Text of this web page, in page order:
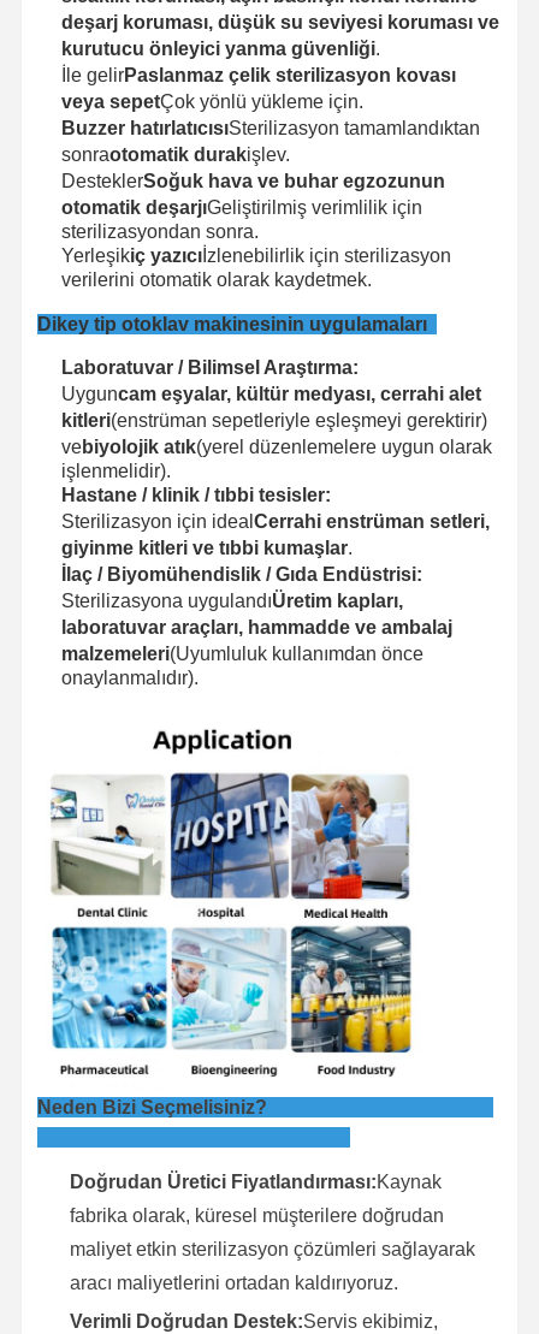
Etilen Oksit Sterilizatörü
İlaç Sterilizatörü
Otomatik Yıkama Dezenfektanı
CSSD Ekipmanları
Su Arıtma Ekipmanları
Kurutma dolabı
Laboratuvar ekipmanı
deşarj koruması, düşük su seviyesi koruması ve
kurutucu önleyici yanma güvenliği.
İle gelirPaslanmaz çelik sterilizasyon kovası
veya sepetÇok yönlü yükleme için.
Buzzer hatırlatıcısıSterilizasyon tamamlandıktan
sonraotomatik durakişlev.
DesteklerSoğuk hava ve buhar egzozunun
otomatik deşarjıGeliştirilmiş verimlilik için
sterilizasyondan sonra.
Yerleşikiç yazıcıİzlenebilirlik için sterilizasyon
verilerini otomatik olarak kaydetmek.
Dikey tip otoklav makinesinin uygulamaları
Laboratuvar / Bilimsel Araştırma:
Uyguncam eşyalar, kültür medyası, cerrahi alet
kitleri(enstrüman sepetleriyle eşleşmeyi gerektirir)
vebiyolojik atık(yerel düzenlemelere uygun olarak
işlenmelidir).
Hastane / klinik / tıbbi tesisler:
Sterilizasyon için ideal Cerrahi enstrüman setleri,
giyinme kitleri ve tıbbi kumaşlar.
İlaç / Biyomühendislik / Gıda Endüstrisi:
Sterilizasyona uygulandıÜretim kapları,
laboratuvar araçları, hammadde ve ambalaj
malzemeleri(Uyumluluk kullanımdan önce
onaylanmalıdır).
Neden Bizi Seçmelisiniz?
Doğrudan Üretici Fiyatlandırması:Kaynak
fabrika olarak, küresel müşterilere doğrudan
maliyet etkin sterilizasyon çözümleri sağlayarak
aracı maliyetlerini ortadan kaldırıyoruz.
Verimli Doğrudan Destek:Servis ekibimiz,